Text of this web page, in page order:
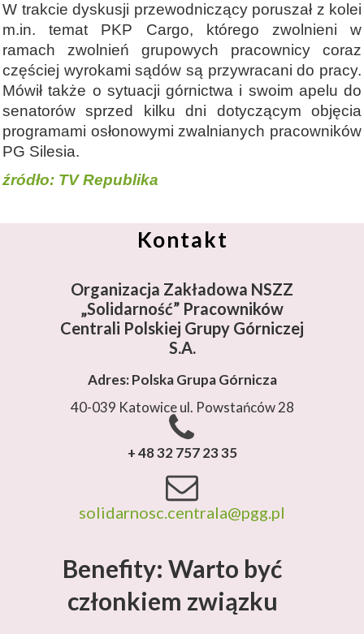
W trakcie dyskusji przewodniczący poruszał z kolei
m.in. temat PKP Cargo, którego zwolnieni w
ramach zwolnień grupowych pracownicy coraz
częściej wyrokami sądów są przywracani do pracy.
Mówił także o sytuacji górnictwa i swoim apelu do
senatorów sprzed kilku dni dotyczącym objęcia
programami osłonowymi zwalnianych pracowników
PG Silesia.
źródło: TV Republika
Benefity: Warto być
członkiem związku
Kontakt
solidarnosc.centrala@pgg.pl
+ 48 32 757 23 35
Adres: Polska Grupa Górnicza
40-039 Katowice ul. Powstańców 28
Organizacja Zakładowa NSZZ
„Solidarność” Pracowników
Centrali Polskiej Grupy Górniczej
S.A.